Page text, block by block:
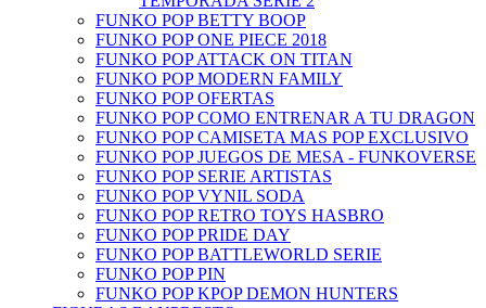
FUNKO POP BETTY BOOP
FUNKO POP ONE PIECE 2018
FUNKO POP ATTACK ON TITAN
FUNKO POP MODERN FAMILY
FUNKO POP OFERTAS
FUNKO POP COMO ENTRENAR A TU DRAGON
FUNKO POP CAMISETA MAS POP EXCLUSIVO
FUNKO POP JUEGOS DE MESA - FUNKOVERSE
FUNKO POP SERIE ARTISTAS
FUNKO POP VYNIL SODA
FUNKO POP RETRO TOYS HASBRO
FUNKO POP PRIDE DAY
FUNKO POP BATTLEWORLD SERIE
FUNKO POP PIN
FUNKO POP KPOP DEMON HUNTERS